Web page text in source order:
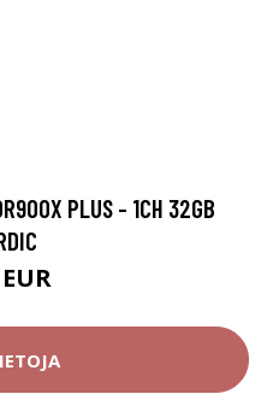
PLUS - 1CH 32GB